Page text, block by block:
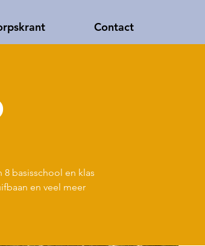
Contact
basisschool en klas
en veel meer